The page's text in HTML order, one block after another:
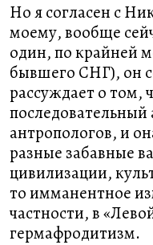
Но я согласен с
моему, вообще
один, по крайней
бывшего СНГ), он
рассуждает о том,
последовательный
антропологов, и
разные забавные
цивилизации,
то имманентное
частности, в
гермафродитизм.